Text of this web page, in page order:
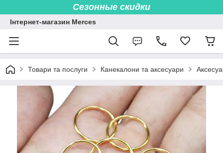
Сезонные скидки
Інтернет-магазин Merces
Товари та послуги Канекалони та аксесуари